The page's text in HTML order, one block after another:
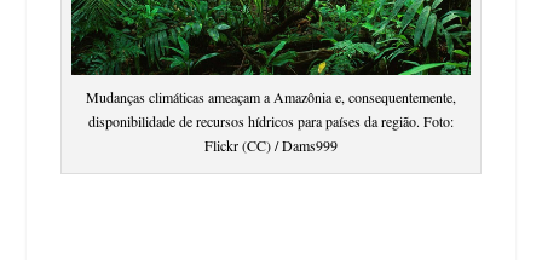
Mudanças climáticas ameaçam a Amazônia e, consequentemente,
disponibilidade de recursos hídricos para países da região. Foto:
Flickr (CC) / Dams999